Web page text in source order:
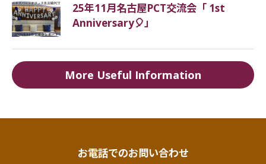
side, the back side is also required) is required.
(2) In the case of a corporate contract, an official
the current address of the representative (if the
card has a back side, the back side is also
photograph (copy only) showing the
25年11月名古屋PCT交流会「 1st
Anniversary🎈」
More Useful Information
お電話でのお問い合わせ